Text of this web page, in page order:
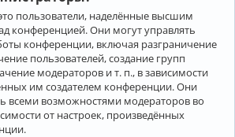
пользователи, наделённые высшим
конференцией. Они могут управлять
конференции, включая разграничение
пользователей, создание групп
модераторов и т. п., в зависимости
им создателем конференции. Они
всеми возможностями модераторов во
от настроек, произведённых